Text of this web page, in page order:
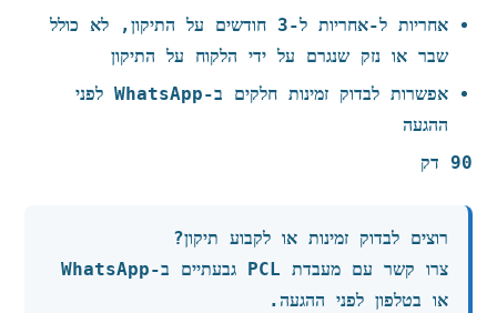
אחריות ל-אחריות ל‑3 חודשים על התיקון, לא כולל
שבר או נזק שנגרם על ידי הלקוח על התיקון
אפשרות לבדוק זמינות חלקים ב-WhatsApp לפני
ההגעה
90 דק
רוצים לבדוק זמינות או לקבוע תיקון?
צרו קשר עם מעבדת PCL גבעתיים ב-WhatsApp
או בטלפון לפני ההגעה.